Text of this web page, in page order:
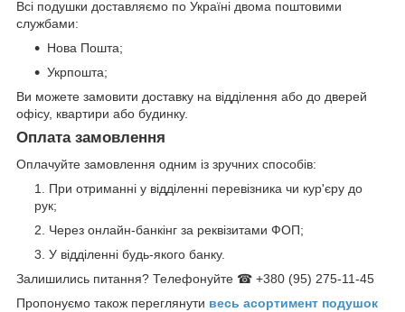
Всі подушки доставляємо по Україні двома поштовими
службами:
Нова Пошта;
Укрпошта;
Ви можете замовити доставку на відділення або до дверей
офісу, квартири або будинку.
Оплата замовлення
Оплачуйте замовлення одним із зручних способів:
При отриманні у відділенні перевізника чи кур'єру до
рук;
Через онлайн-банкінг за реквізитами ФОП;
У відділенні будь-якого банку.
Залишились питання? Телефонуйте ☎ +380 (95) 275-11-45
Пропонуємо також переглянути весь асортимент подушок